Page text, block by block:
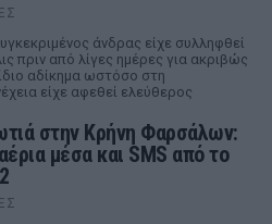
άνδρας είχε συλληφθεί
πριν από λίγες ημέρες για ακριβώς
αδίκημα ωστόσο στη
είχε αφεθεί ελεύθερος
στην Κρήνη Φαρσάλων:
μέσα και SMS από το